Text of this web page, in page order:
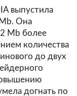
выпустила
Она
Mb более
количества
до двух
догнать по